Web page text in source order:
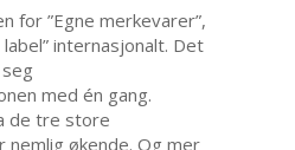
for ”Egne merkevarer”,
internasjonalt. Det
med én gang.
de tre store
nemlig økende. Og mer